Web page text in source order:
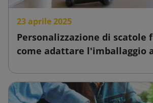
23 aprile 2025
Personalizzazione di scatole
come adattare l'imballaggio